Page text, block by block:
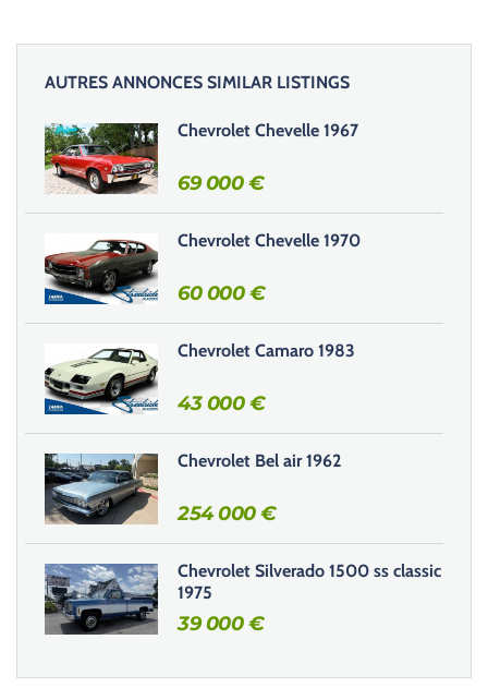
s
e
r
c
e
h
a
m
v
i
d
e
.
AUTRES ANNONCES SIMILAR LISTINGS
Chevrolet Chevelle 1967
69 000€
Chevrolet Chevelle 1970
60 000€
Chevrolet Camaro 1983
43 000€
Chevrolet Bel air 1962
254 000€
Chevrolet Silverado 1500 ss classic
1975
39 000€